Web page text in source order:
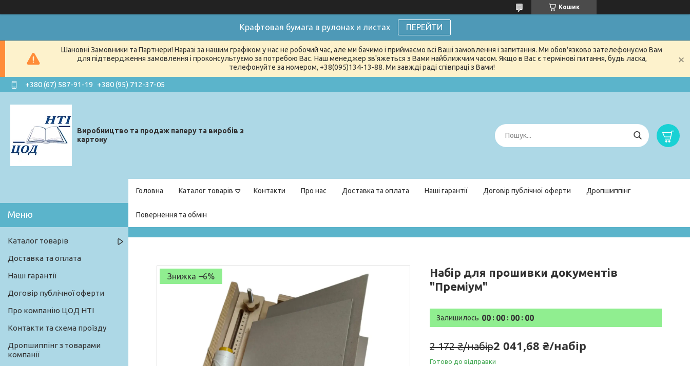
Кошик
Крафтовая бумага в рулонах и листах ПЕРЕЙТИ
Шановні Замовники та Партнери! Наразі за нашим графіком у нас не робочий час, але ми бачимо і приймаємо всі Ваші замовлення і запитання. Ми обов'язково зателефонуємо Вам
для підтвердження замовлення і проконсультуємо за потребою Вас. Наш менеджер зв'яжеться з Вами найближчим часом. Якщо в Вас є термінові питання, будь ласка,
телефонуйте за номером, +38(095)134-13-88. Ми завжді раді співпраці з Вами!
+380 (67) 587-91-19 +380 (95) 712-37-05
Виробництво та продаж паперу та виробів з
картону
Головна Каталог товарів Контакти Про нас Доставка та оплата Наші гарантії Договір публічної оферти Дропшиппінг
Повернення та обмін
–6%
Набір для прошивки документів
"Преміум"
Залишилось 00 00 00 00
2 172 ₴/набір2 041,68 ₴/набір
Готово до відправки
Каталог товарів
Доставка та оплата
Наші гарантії
Договір публічної оферти
Про компанію ЦОД НТІ
Контакти та схема проїзду
Дропшиппінг з товарами
компанії